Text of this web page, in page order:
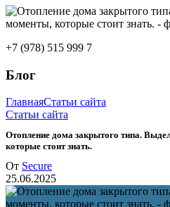
+7 (978) 515 999 7
Блог
ГлавнаяСтатьи сайта
Статьи сайта
Отопление дома закрытого типа.
которые стоит знать.
От Secure
25.06.2025